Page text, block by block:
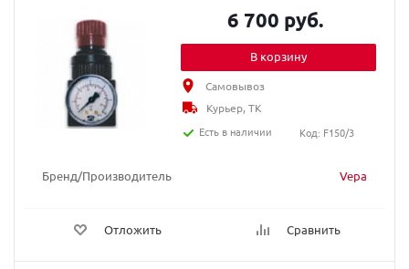
Бренд/Производитель Vepa
Отложить Сравнить
6 700 руб.
В корзину
Самовывоз
Курьер, ТК
Есть в наличии
Код: F150/3